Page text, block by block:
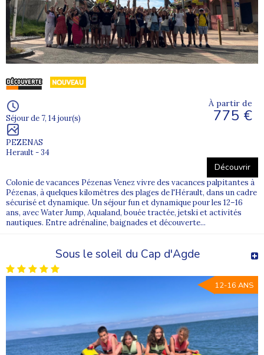
Séjour de 7, 14 jour(s)
PEZENAS
Herault - 34
À partir de
775 €
Découvrir
Colonie de vacances Pézenas Venez vivre des vacances palpitantes à
Pézenas, à quelques kilomètres des plages de l'Hérault, dans un cadre
sécurisé et dynamique. Un séjour fun et dynamique pour les 12–16
ans, avec Water Jump, Aqualand, bouée tractée, jetski et activités
nautiques. Entre adrénaline, baignades et découverte...
Sous le soleil du Cap d'Agde
12-16 ANS